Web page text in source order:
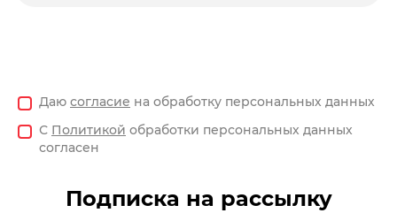
Даю согласие на обработку персональных данных
С Политикой обработки персональных данных
согласен
Подписка на рассылку